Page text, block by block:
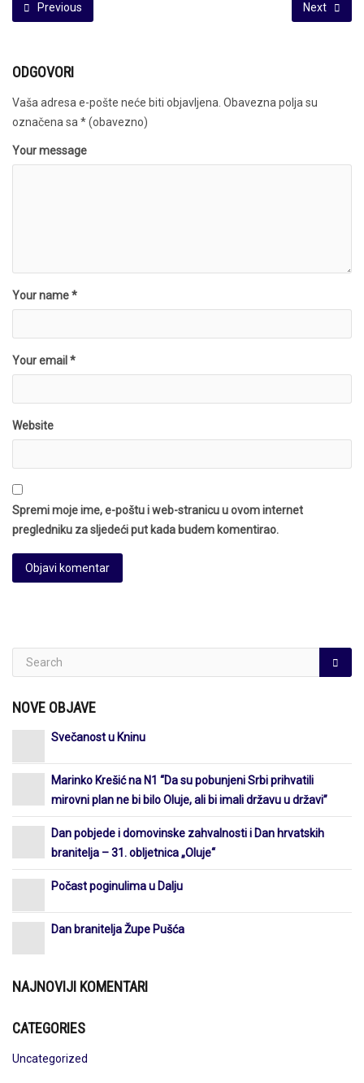
Previous Next
ODGOVORI
Vaša adresa e-pošte neće biti objavljena. Obavezna polja su
označena sa * (obavezno)
Your message
Your name *
Your email *
Website
Spremi moje ime, e-poštu i web-stranicu u ovom internet
pregledniku za sljedeći put kada budem komentirao.
NOVE OBJAVE
Svečanost u Kninu
Marinko Krešić na N1 “Da su pobunjeni Srbi prihvatili
mirovni plan ne bi bilo Oluje, ali bi imali državu u državi”
Dan pobjede i domovinske zahvalnosti i Dan hrvatskih
branitelja – 31. obljetnica „Oluje“
Počast poginulima u Dalju
Dan branitelja Župe Pušća
NAJNOVIJI KOMENTARI
CATEGORIES
Uncategorized